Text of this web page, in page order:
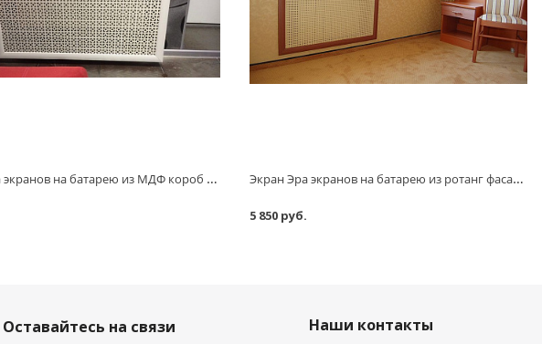
Экран Эра экранов на батарею из МДФ короб 700х1300х200 мм Экран Эра экранов на батарею из ротанг фасад 700х1300 мм
5 850 руб.
Оставайтесь на связи
Наши контакты